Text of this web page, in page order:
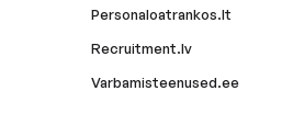
Personaloatrankos.lt
Recruitment.lv
Varbamisteenused.ee